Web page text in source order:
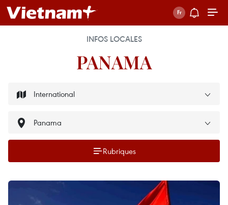
INFOS LOCALES
PANAMA
Rubriques